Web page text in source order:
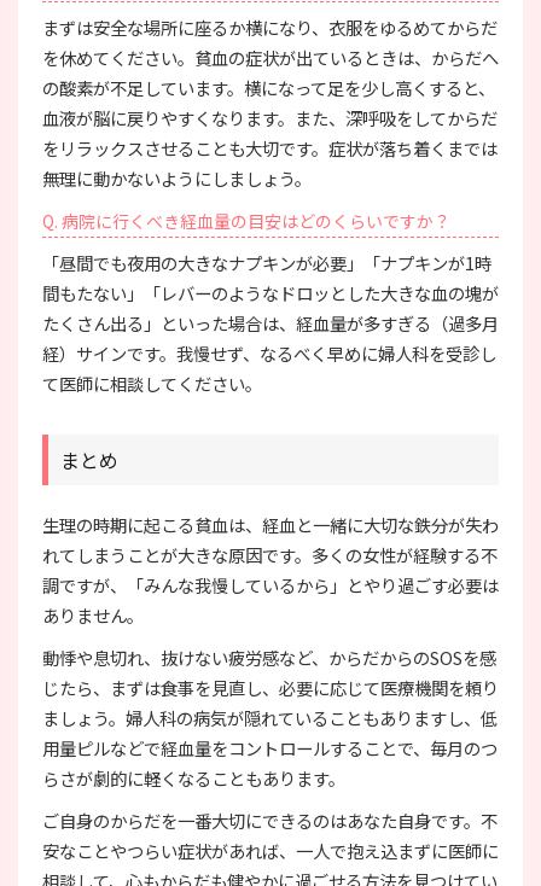
まずは安全な場所に座るか横になり、衣服をゆるめてからだ
を休めてください。貧血の症状が出ているときは、からだへ
の酸素が不足しています。横になって足を少し高くすると、
血液が脳に戻りやすくなります。また、深呼吸をしてからだ
をリラックスさせることも大切です。症状が落ち着くまでは
無理に動かないようにしましょう。
Q. 病院に行くべき経血量の目安はどのくらいですか？
「昼間でも夜用の大きなナプキンが必要」「ナプキンが1時
間もたない」「レバーのようなドロッとした大きな血の塊が
たくさん出る」といった場合は、経血量が多すぎる（過多月
経）サインです。我慢せず、なるべく早めに婦人科を受診し
て医師に相談してください。
まとめ
生理の時期に起こる貧血は、経血と一緒に大切な鉄分が失わ
れてしまうことが大きな原因です。多くの女性が経験する不
調ですが、「みんな我慢しているから」とやり過ごす必要は
ありません。
動悸や息切れ、抜けない疲労感など、からだからのSOSを感
じたら、まずは食事を見直し、必要に応じて医療機関を頼り
ましょう。婦人科の病気が隠れていることもありますし、低
用量ピルなどで経血量をコントロールすることで、毎月のつ
らさが劇的に軽くなることもあります。
ご自身のからだを一番大切にできるのはあなた自身です。不
安なことやつらい症状があれば、一人で抱え込まずに医師に